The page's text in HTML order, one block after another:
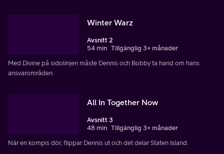
Winter Warz
Avsnitt 2
54 min Tillgänglig 3+ månader
Med Divine på sidolinjen måste Dennis och Bobby ta hand om hans
ansvarområden.
All In Together Now
Avsnitt 3
48 min Tillgänglig 3+ månader
När en kompis dör, flippar Dennis ut och det delar Staten Island.